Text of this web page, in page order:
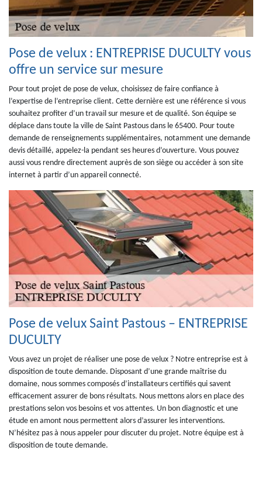
Pose de velux : ENTREPRISE DUCULTY vous
offre un service sur mesure
Pour tout projet de pose de velux, choisissez de faire confiance à
l’expertise de l’entreprise client. Cette dernière est une référence si vous
souhaitez profiter d’un travail sur mesure et de qualité. Son équipe se
déplace dans toute la ville de Saint Pastous dans le 65400. Pour toute
demande de renseignements supplémentaires, notamment une demande
devis détaillé, appelez-la pendant ses heures d’ouverture. Vous pouvez
aussi vous rendre directement auprès de son siège ou accéder à son site
internet à partir d’un appareil connecté.
Pose de velux Saint Pastous – ENTREPRISE
DUCULTY
Vous avez un projet de réaliser une pose de velux ? Notre entreprise est à
disposition de toute demande. Disposant d’une grande maîtrise du
domaine, nous sommes composés d’installateurs certifiés qui savent
efficacement assurer de bons résultats. Nous mettons alors en place des
prestations selon vos besoins et vos attentes. Un bon diagnostic et une
étude en amont nous permettent alors d’assurer les interventions.
N’hésitez pas à nous appeler pour discuter du projet. Notre équipe est à
disposition de toute demande.